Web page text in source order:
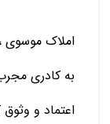
املاک موسوی ،
به کادری
اعتماد و